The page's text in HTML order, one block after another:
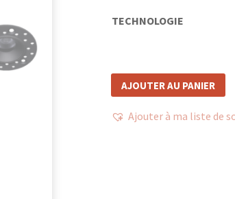
TECHNOLOGIE
AJOUTER AU PANIER
Ajouter à ma liste de